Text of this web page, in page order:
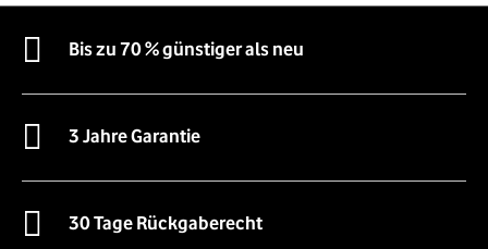
Bis zu 70 % günstiger als neu
3 Jahre Garantie
30 Tage Rückgaberecht